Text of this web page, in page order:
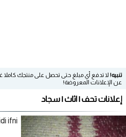
تنبيه! لا تدفع أي مبلغ حتى تحصل على منتجك
عن الإعلانات المعروضة!
إعلانات تحف | اثاث | سجاد
ifni